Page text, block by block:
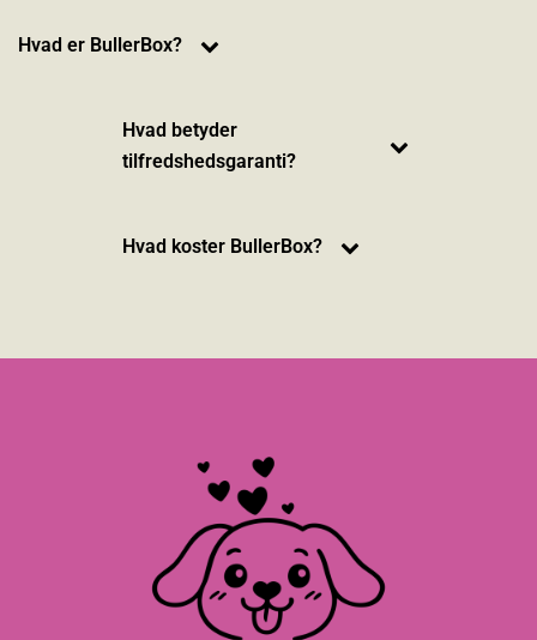
Hvad er BullerBox?
Hvad betyder
tilfredshedsgaranti?
Hvad koster BullerBox?